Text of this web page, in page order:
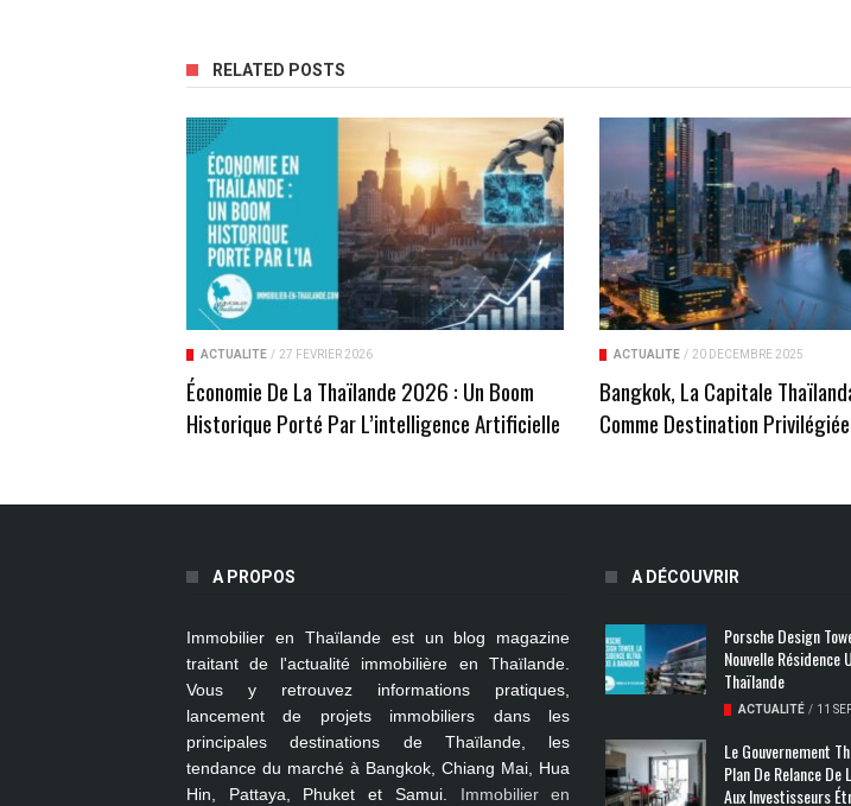
RELATED POSTS
ACTUALITÉ / 27 FÉVRIER 2026
​Économie De La Thaïlande 2026 : Un Boom
Historique Porté Par L’intelligence Artificielle
ACTUALITÉ / 20 DÉCEMBRE 2025
Bangkok, La Capitale
Comme Destination
A PROPOS
Immobilier en Thaïlandeest un blog magazine
traitant de l'actualité immobilière en Thaïlande.
Vous y retrouvez informations pratiques,
lancement de projets immobiliers dans les
principales destinations de Thaïlande, les
tendance du marché à Bangkok, Chiang Mai, Hua
Hin, Pattaya, Phuket et Samui. Immobilier en
A DÉCOUVRIR
Porsche Design
Nouvelle Résidence
Thaïlande
ACTUALITÉ / 11
Le Gouvernement
Plan De Relance De
Aux Investisseurs